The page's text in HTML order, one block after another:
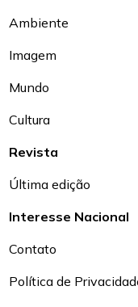
Ambiente
Imagem
Mundo
Cultura
Revista
Última edição
Interesse Nacional
Contato
Política de